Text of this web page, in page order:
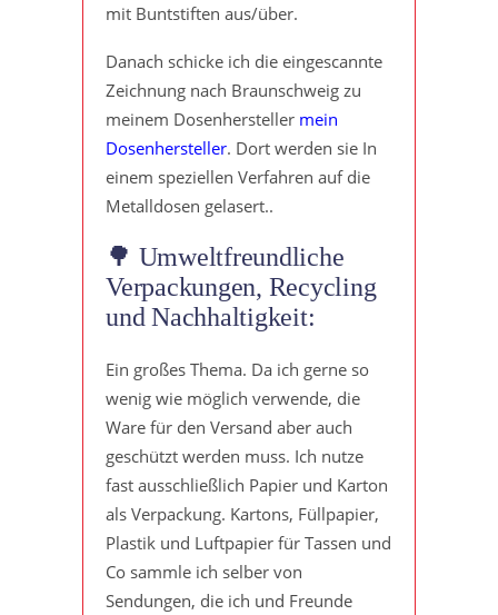
mit Buntstiften aus/über.
Danach schicke ich die eingescannte
Zeichnung nach Braunschweig zu
meinem Dosenhersteller mein
Dosenhersteller. Dort werden sie In
einem speziellen Verfahren auf die
Metalldosen gelasert..
🌳 Umweltfreundliche
Verpackungen, Recycling
und Nachhaltigkeit:
Ein großes Thema. Da ich gerne so
wenig wie möglich verwende, die
Ware für den Versand aber auch
geschützt werden muss. Ich nutze
fast ausschließlich Papier und Karton
als Verpackung. Kartons, Füllpapier,
Plastik und Luftpapier für Tassen und
Co sammle ich selber von
Sendungen, die ich und Freunde